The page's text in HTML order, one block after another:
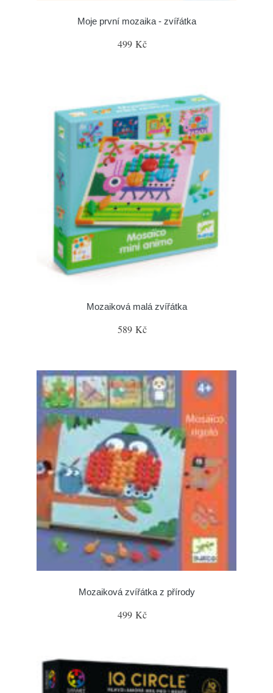
Moje první mozaika - zvířátka
499 Kč
Mozaiková malá zvířátka
589 Kč
Mozaiková zvířátka z přírody
499 Kč